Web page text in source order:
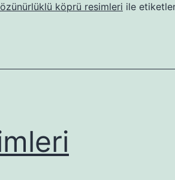
köprü resimleri ile